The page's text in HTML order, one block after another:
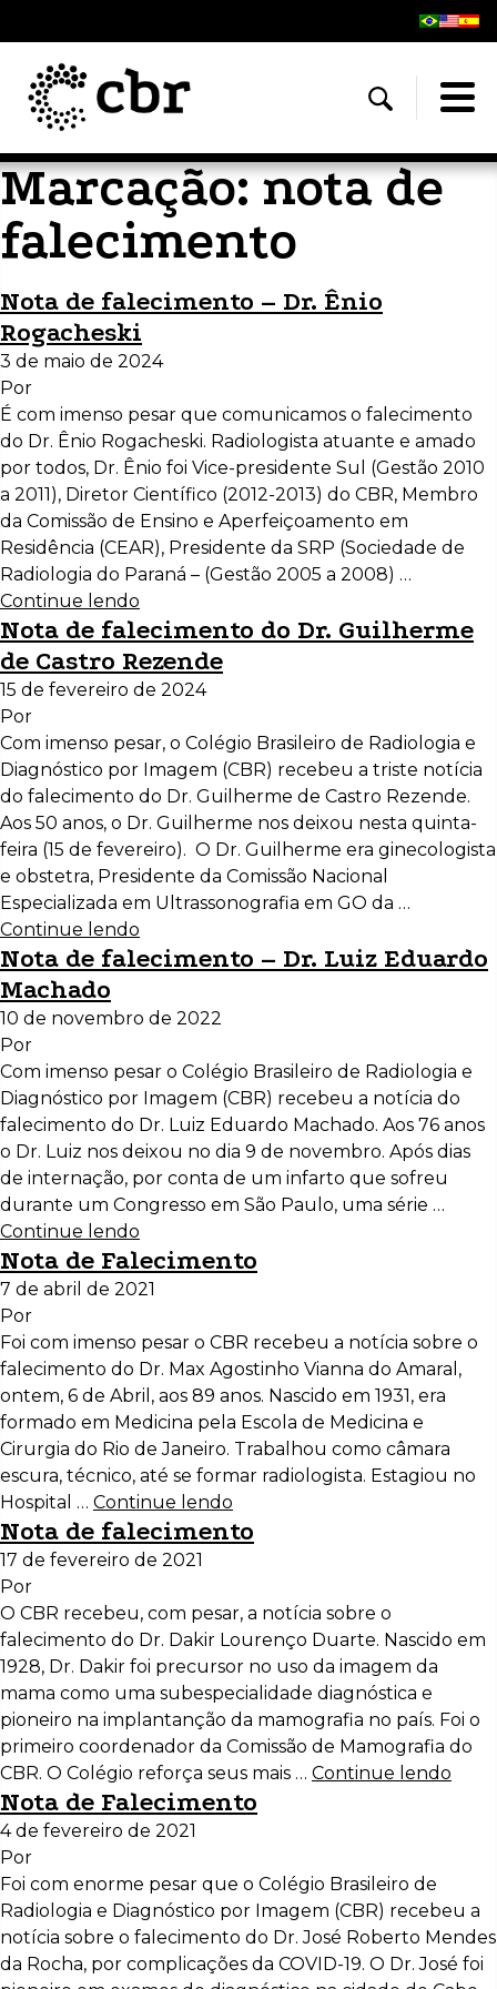
Marcação:nota de
falecimento
Nota de falecimento – Dr. Ênio
Rogacheski
3 de maio de 2024
Por
É com imenso pesar que comunicamos o falecimento
do Dr. Ênio Rogacheski. Radiologista atuante e amado
por todos, Dr. Ênio foi Vice-presidente Sul (Gestão 2010
a 2011), Diretor Científico (2012-2013) do CBR, Membro
da Comissão de Ensino e Aperfeiçoamento em
Residência (CEAR), Presidente da SRP (Sociedade de
Radiologia do Paraná – (Gestão 2005 a 2008) …
Continue lendo
Nota de falecimento do Dr. Guilherme
de Castro Rezende
15 de fevereiro de 2024
Por
Com imenso pesar, o Colégio Brasileiro de Radiologia e
Diagnóstico por Imagem (CBR) recebeu a triste notícia
do falecimento do Dr. Guilherme de Castro Rezende.
Aos 50 anos, o Dr. Guilherme nos deixou nesta quinta-
feira (15 de fevereiro). O Dr. Guilherme era ginecologista
e obstetra, Presidente da Comissão Nacional
Especializada em Ultrassonografia em GO da …
Continue lendo
Nota de falecimento – Dr. Luiz Eduardo
Machado
10 de novembro de 2022
Por
Com imenso pesar o Colégio Brasileiro de Radiologia e
Diagnóstico por Imagem (CBR) recebeu a notícia do
falecimento do Dr. Luiz Eduardo Machado. Aos 76 anos
o Dr. Luiz nos deixou no dia 9 de novembro. Após dias
de internação, por conta de um infarto que sofreu
durante um Congresso em São Paulo, uma série …
Continue lendo
Nota de Falecimento
7 de abril de 2021
Por
Foi com imenso pesar o CBR recebeu a notícia sobre o
falecimento do Dr. Max Agostinho Vianna do Amaral,
ontem, 6 de Abril, aos 89 anos. Nascido em 1931, era
formado em Medicina pela Escola de Medicina e
Cirurgia do Rio de Janeiro. Trabalhou como câmara
escura, técnico, até se formar radiologista. Estagiou no
Hospital … Continue lendo
Nota de falecimento
17 de fevereiro de 2021
Por
O CBR recebeu, com pesar, a notícia sobre o
falecimento do Dr. Dakir Lourenço Duarte. Nascido em
1928, Dr. Dakir foi precursor no uso da imagem da
mama como uma subespecialidade diagnóstica e
pioneiro na implantanção da mamografia no país. Foi o
primeiro coordenador da Comissão de Mamografia do
CBR. O Colégio reforça seus mais … Continue lendo
Nota de Falecimento
4 de fevereiro de 2021
Por
Foi com enorme pesar que o Colégio Brasileiro de
Radiologia e Diagnóstico por Imagem (CBR) recebeu a
notícia sobre o falecimento do Dr. José Roberto Mendes
da Rocha, por complicações da COVID-19. O Dr. José foi